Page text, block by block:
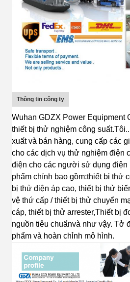
Thông tin công ty
Wuhan GDZX Power Equipment
thiết bị thử nghiệm công suất.
xuất và bán hàng, cung cấp các
cho các dịch vụ thử nghiệm điện
điện cho các người sử dụng điện
phẩm chính bao gồm:thiết bị thử
bị thử điện áp cao, thiết bị thử
vệ thứ cấp / thiết bị thử chuyển
cáp, thiết bị thử arrester,Thiết bị
nguồn tiêu chuẩnvà như vậy. Tở
phẩm và hoàn chỉnh mô hình.